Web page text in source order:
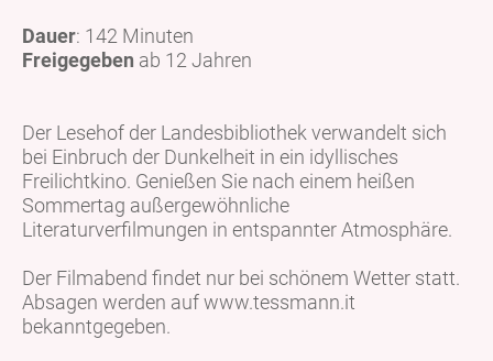
Dauer: 142 Minuten
Freigegeben ab 12 Jahren
Der Lesehof der Landesbibliothek verwandelt sich
bei Einbruch der Dunkelheit in ein idyllisches
Freilichtkino. Genießen Sie nach einem heißen
Sommertag außergewöhnliche
Literaturverfilmungen in entspannter Atmosphäre.
Der Filmabend findet nur bei schönem Wetter statt.
Absagen werden auf www.tessmann.it
bekanntgegeben.